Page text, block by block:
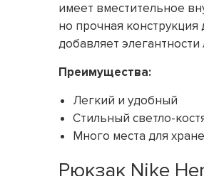
имеет вместительное
но прочная
добавляет
Преимущества:
Легкий и удобный
Стильный светло-
Много места для
Рюкзак Nike